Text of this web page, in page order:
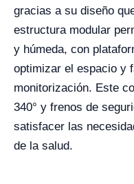
gracias a su diseño
estructura modular
y húmeda, con
optimizar el espacio y
monitorización. Este
340° y frenos de
satisfacer las
de la salud.